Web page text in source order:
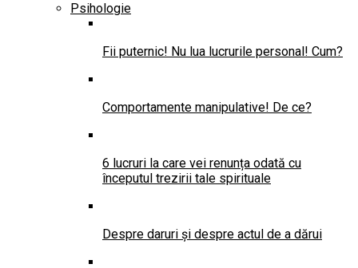
Psihologie
Fii puternic! Nu lua lucrurile personal! Cum?
Comportamente manipulative! De ce?
6 lucruri la care vei renunța odată cu
începutul trezirii tale spirituale
Despre daruri și despre actul de a dărui